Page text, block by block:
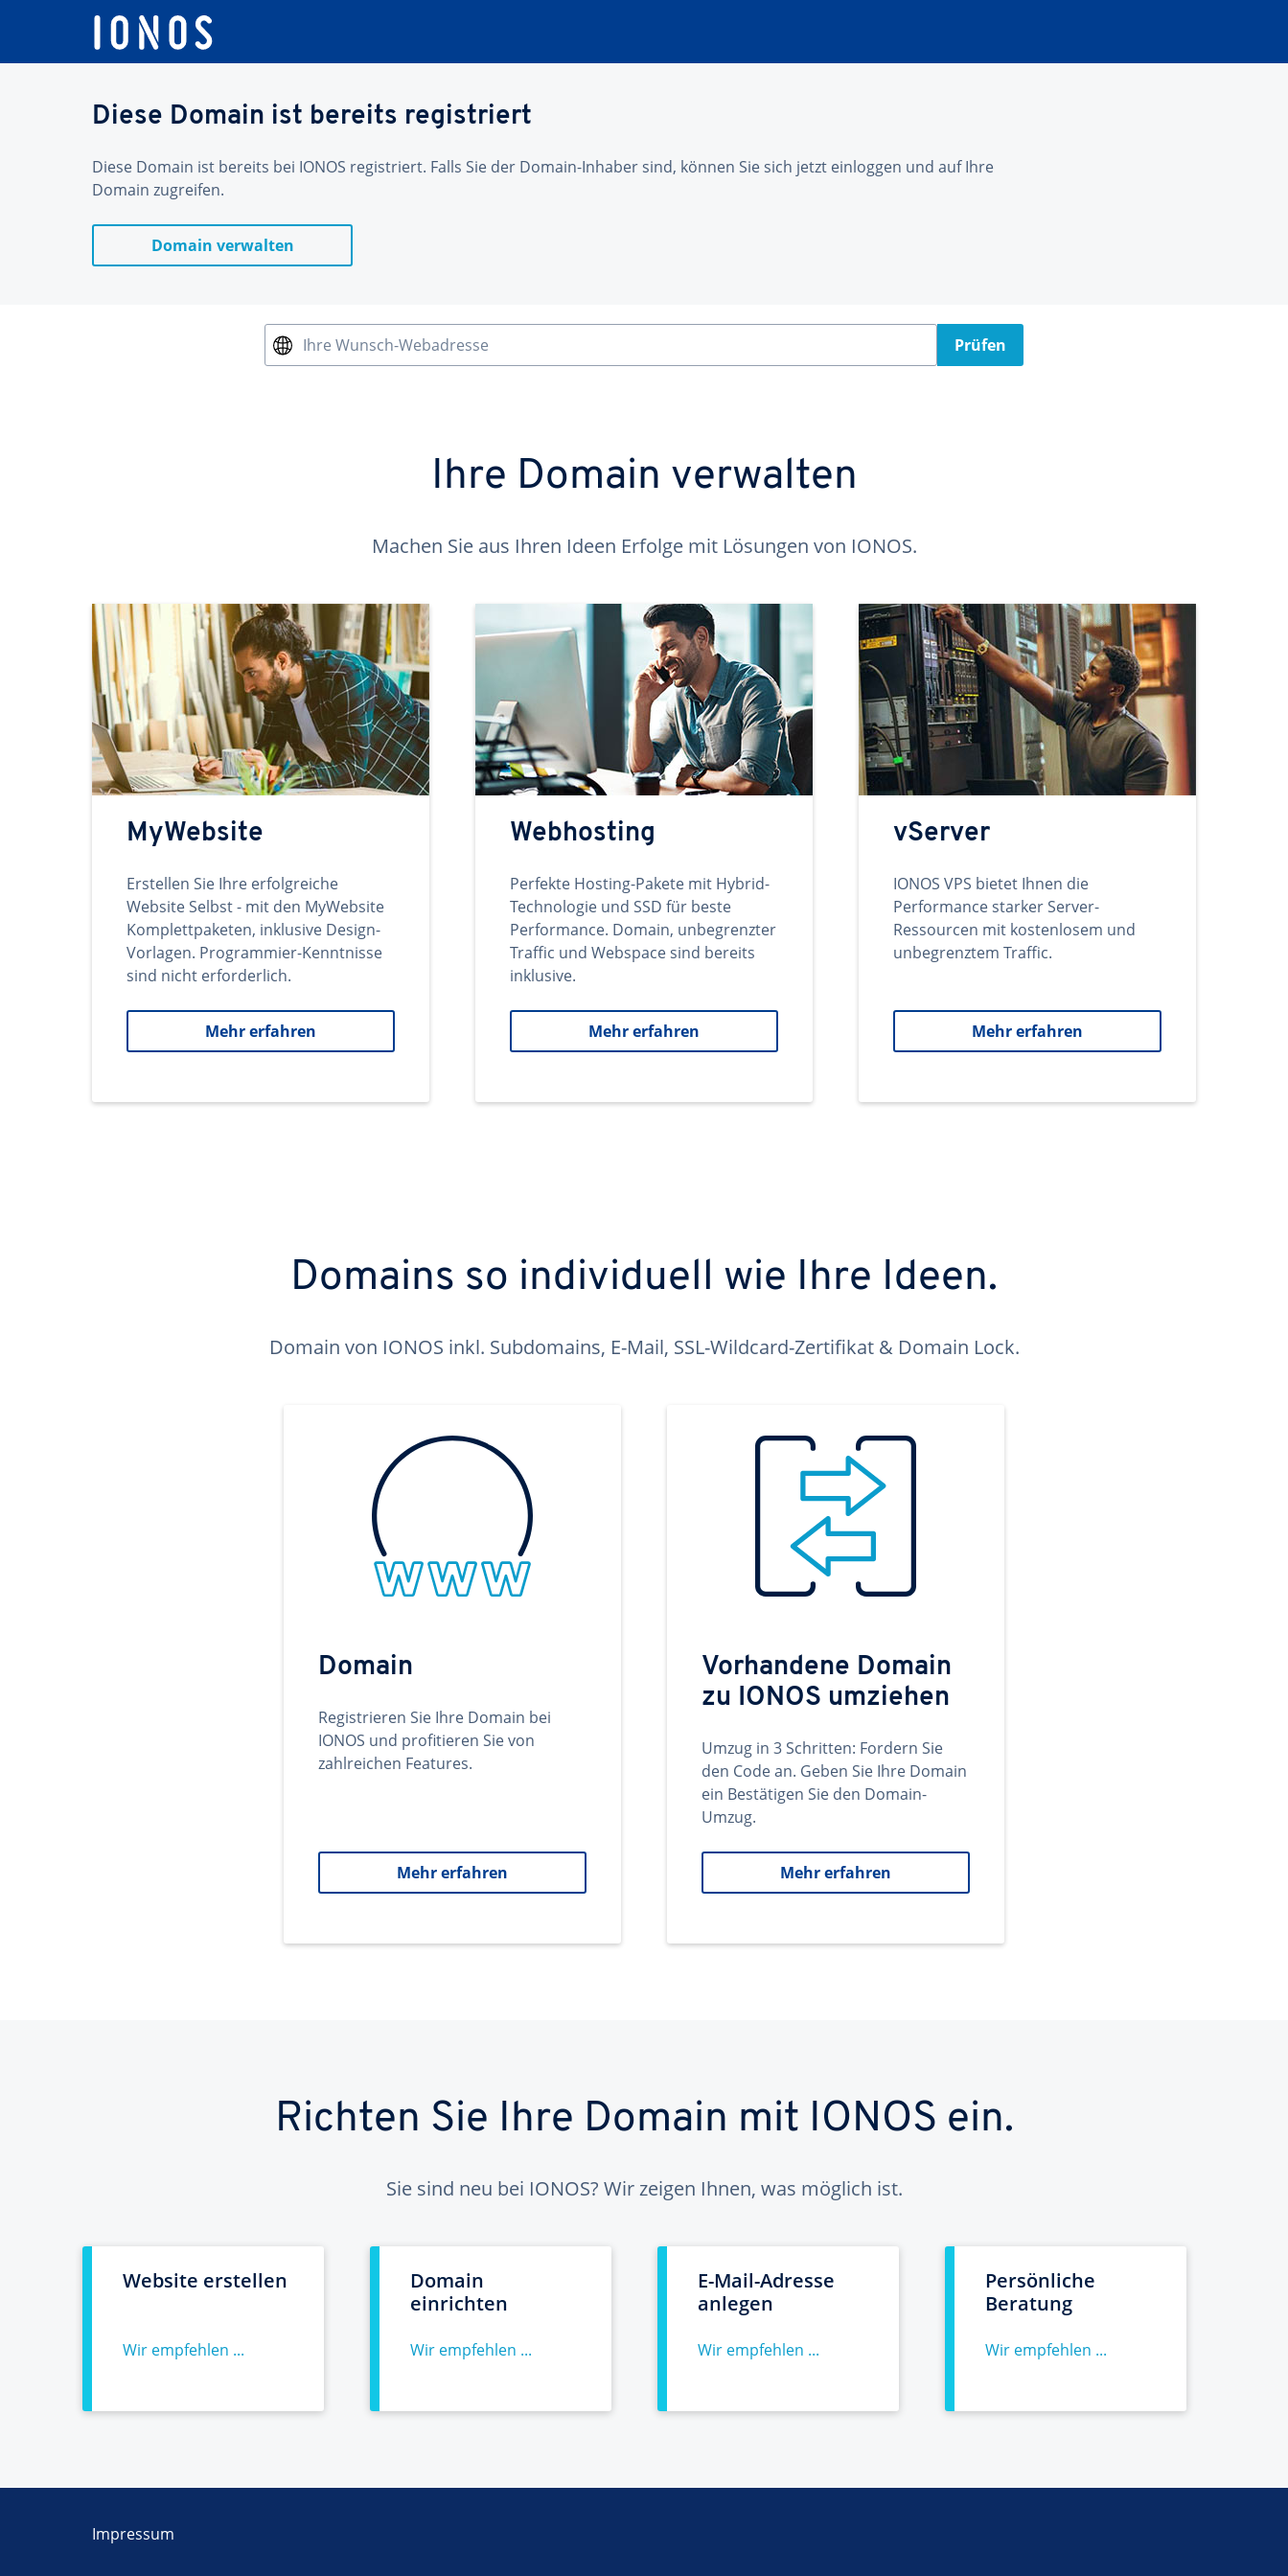
Diese Domain ist bereits registriert
Diese Domain ist bereits bei IONOS registriert. Falls Sie der Domain-Inhaber sind, können Sie sich jetzt einloggen und auf Ihre
Domain zugreifen.
Domain verwalten
Ihre Wunsch-Webadresse Prüfen
Ihre Domain verwalten
Machen Sie aus Ihren Ideen Erfolge mit Lösungen von IONOS.
MyWebsite
Erstellen Sie Ihre erfolgreiche
Website Selbst - mit den MyWebsite
Komplettpaketen, inklusive Design-
Vorlagen. Programmier-Kenntnisse
sind nicht erforderlich.
Mehr erfahren
Webhosting
Perfekte Hosting-Pakete mit Hybrid-
Technologie und SSD für beste
Performance. Domain, unbegrenzter
Traffic und Webspace sind bereits
inklusive.
Mehr erfahren
vServer
IONOS VPS bietet Ihnen die
Performance starker Server-
Ressourcen mit kostenlosem und
unbegrenztem Traffic.
Mehr erfahren
Domains so individuell wie Ihre Ideen.
Domain von IONOS inkl. Subdomains, E-Mail, SSL-Wildcard-Zertifikat & Domain Lock.
Domain
Registrieren Sie Ihre Domain bei
IONOS und profitieren Sie von
zahlreichen Features.
Mehr erfahren
Vorhandene Domain
zu IONOS umziehen
Umzug in 3 Schritten: Fordern Sie
den Code an. Geben Sie Ihre Domain
ein Bestätigen Sie den Domain-
Umzug.
Mehr erfahren
Richten Sie Ihre Domain mit IONOS ein.
Sie sind neu bei IONOS? Wir zeigen Ihnen, was möglich ist.
Website erstellen
Wir empfehlen ...
Domain
einrichten
Wir empfehlen ...
E-Mail-Adresse
anlegen
Wir empfehlen ...
Persönliche
Beratung
Wir empfehlen ...
Impressum